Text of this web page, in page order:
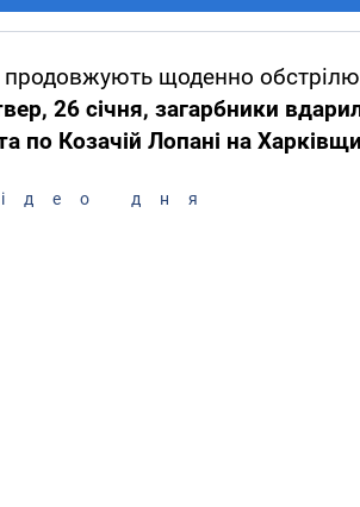
продовжують щоденно
26 січня, загарбники
по Козачій Лопані на
дня